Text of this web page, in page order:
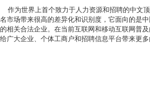
作为世界上首个致力于人力资源和招聘的中文
名市场带来很高的差异化和识别度，它面向的是
的相关合法企业。在当前互联网和移动互联网普
给广大企业、个体工商户和招聘信息平台带来更多